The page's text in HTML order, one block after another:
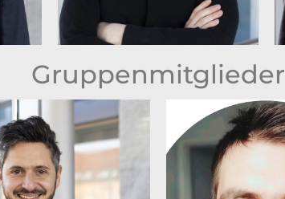
Gruppenmitglieder